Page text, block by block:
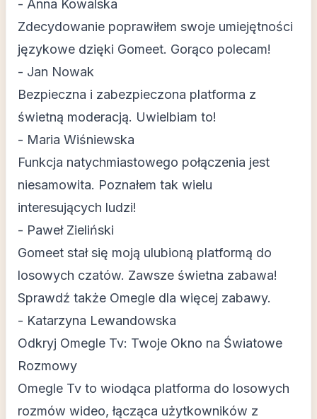
- Anna Kowalska
Zdecydowanie poprawiłem swoje umiejętności
językowe dzięki Gomeet. Gorąco polecam!
- Jan Nowak
Bezpieczna i zabezpieczona platforma z
świetną moderacją. Uwielbiam to!
- Maria Wiśniewska
Funkcja natychmiastowego połączenia jest
niesamowita. Poznałem tak wielu
interesujących ludzi!
- Paweł Zieliński
Gomeet stał się moją ulubioną platformą do
losowych czatów. Zawsze świetna zabawa!
Sprawdź także Omegle dla więcej zabawy.
- Katarzyna Lewandowska
Odkryj Omegle Tv: Twoje Okno na Światowe
Rozmowy
Omegle Tv to wiodąca platforma do losowych
rozmów wideo, łącząca użytkowników z